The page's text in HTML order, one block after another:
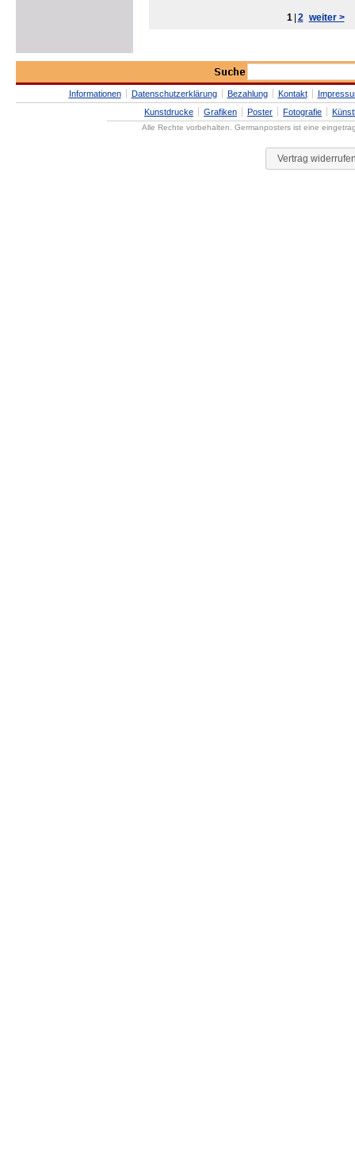
1 2 weiter >
Informationen Datenschutzerklärung Bezahlung Kontakt
Kunstdrucke
Grafiken Poster Fotografie
Alle Rechte vorbehalten. Germanposters ist eine
Vertrag